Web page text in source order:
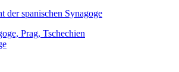
der spanischen Synagoge